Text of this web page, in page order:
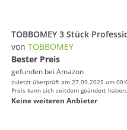
von TOBBOMEY
Bester Preis
gefunden bei Amazon
zuletzt überprüft am 27.09.2025 um
Preis kann sich seitdem geändert haben.
Keine weiteren Anbieter